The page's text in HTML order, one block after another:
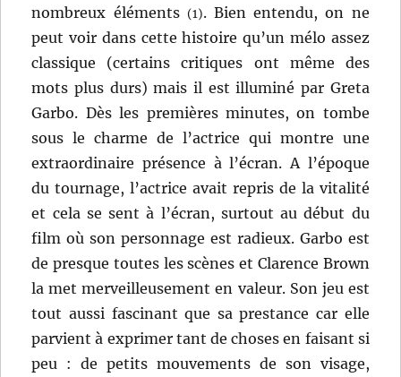
nombreux éléments (1). Bien entendu, on ne
peut voir dans cette histoire qu’un mélo assez
classique (certains critiques ont même des
mots plus durs) mais il est illuminé par Greta
Garbo. Dès les premières minutes, on tombe
sous le charme de l’actrice qui montre une
extraordinaire présence à l’écran. A l’époque
du tournage, l’actrice avait repris de la vitalité
et cela se sent à l’écran, surtout au début du
film où son personnage est radieux. Garbo est
de presque toutes les scènes et Clarence Brown
la met merveilleusement en valeur. Son jeu est
tout aussi fascinant que sa prestance car elle
parvient à exprimer tant de choses en faisant si
peu : de petits mouvements de son visage,